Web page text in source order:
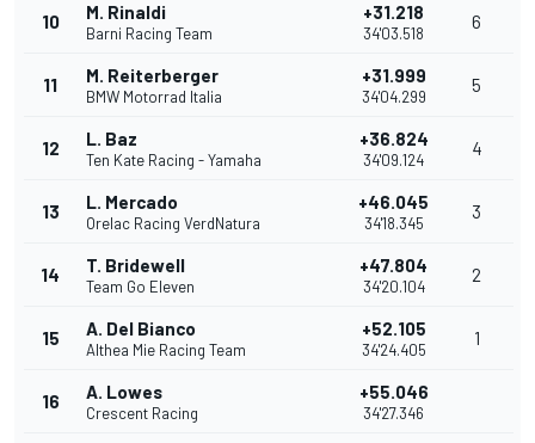
10 M. Rinaldi
Barni Racing Team
+31.218
34'03.518
6
11 M. Reiterberger
BMW Motorrad Italia
+31.999
34'04.299
5
12 L. Baz
Ten Kate Racing - Yamaha
+36.824
34'09.124
4
13 L. Mercado
Orelac Racing VerdNatura
+46.045
34'18.345
3
14 T. Bridewell
Team Go Eleven
+47.804
34'20.104
2
15 A. Del Bianco
Althea Mie Racing Team
+52.105
34'24.405
1
16 A. Lowes
Crescent Racing
+55.046
34'27.346